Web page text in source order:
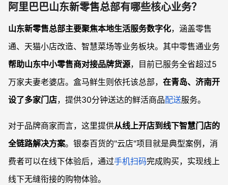
阿里巴巴山东新零售总部有哪些核心业务？
山东新零售总部主要聚焦本地生活服务数字化，涵盖零售
通、天猫小店改造、智慧菜场等业务板块。其中零售通业务
帮助山东中小零售商对接品牌货源，目前已服务全省超过5
万家夫妻老婆店。盒马鲜生则依托该总部， 在青岛、济南开
设了多家门店，提供30分钟送达的鲜活商品配送服务。
对于品牌商家而言，这里提供从线上开店到线下智慧门店的
全链路解决方案。银泰百货的"云店"项目就是典型案例，消
费者可以在线下体验后，通过手机扫码完成购买，实现线上
线下无缝衔接的购物体验。